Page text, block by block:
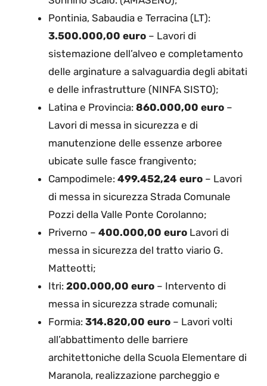
Pontinia, Sabaudia e Terracina (LT):
3.500.000,00 euro – Lavori di
sistemazione dell’alveo e completamento
delle arginature a salvaguardia degli abitati
e delle infrastrutture (NINFA SISTO);
Latina e Provincia: 860.000,00 euro –
Lavori di messa in sicurezza e di
manutenzione delle essenze arboree
ubicate sulle fasce frangivento;
Campodimele: 499.452,24 euro – Lavori
di messa in sicurezza Strada Comunale
Pozzi della Valle Ponte Corolanno;
Priverno – 400.000,00 euro Lavori di
messa in sicurezza del tratto viario G.
Matteotti;
Itri: 200.000,00 euro – Intervento di
messa in sicurezza strade comunali;
Formia: 314.820,00 euro – Lavori volti
all’abbattimento delle barriere
architettoniche della Scuola Elementare di
Maranola, realizzazione parcheggio e